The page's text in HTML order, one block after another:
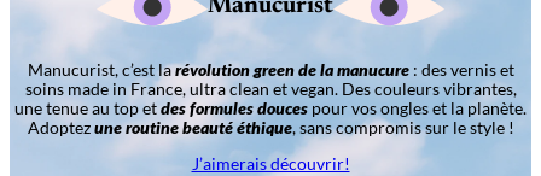
Manucurist
Manucurist, c’est larévolution green de la manucure: des vernis et
soins made in France, ultra clean et vegan. Des couleurs vibrantes,
une tenue au top etdes formules douces pour vos ongles et la planète.
Adoptezune routine beauté éthique, sans compromis sur le style !
J’aimerais découvrir!